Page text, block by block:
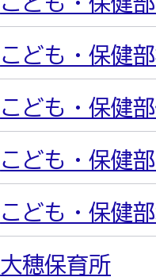
こども・保健
こども・保健
こども・保健
こども・保健
大穂保育所